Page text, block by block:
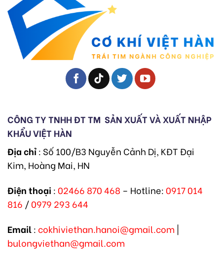
CÔNG TY TNHH ĐT TM SẢN XUẤT VÀ XUẤT NHẬP
KHẨU VIỆT HÀN
Địa chỉ: Số 100/B3 Nguyễn Cảnh Dị, KĐT Đại
Kim, Hoàng Mai, HN
Điện thoại : 02466 870 468 – Hotline: 0917 014
816 /0979 293 644
Email: cokhiviethan.hanoi@gmail.com |
bulongviethan@gmail.com